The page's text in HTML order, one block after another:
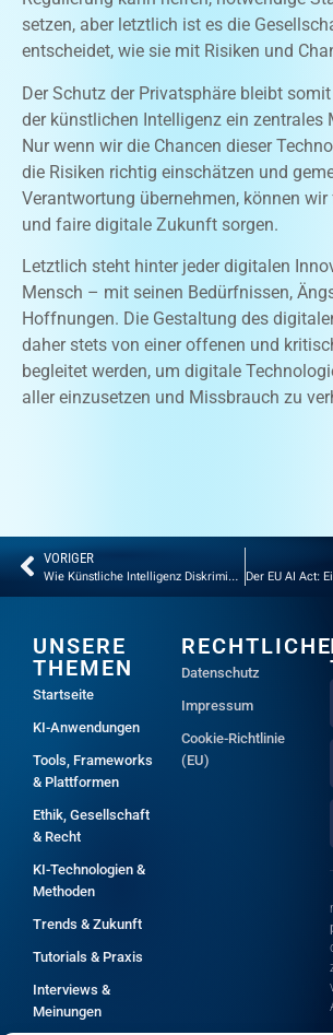
setzen, aber letztlich ist es die
entscheidet, wie sie mit Risiken und
Der Schutz der Privatsphäre bleibt
der künstlichen Intelligenz ein zentrales
Nur wenn wir die Chancen dieser
die Risiken richtig einschätzen und
Verantwortung übernehmen, können wir
und faire digitale Zukunft sorgen.
Letztlich steht hinter jeder digitalen
Mensch – mit seinen Bedürfnissen,
Hoffnungen. Die Gestaltung des
daher stets von einer offenen und
begleitet werden, um digitale
aller einzusetzen und Missbrauch zu
VORIGER
Wie Künstliche Intelligenz Diskriminierung verstärken kann
UNSERE
THEMEN
Startseite
KI-Anwendungen
Tools, Frameworks
& Plattformen
Ethik, Gesellschaft
& Recht
KI-Technologien &
Methoden
Trends & Zukunft
Tutorials & Praxis
Interviews &
Meinungen
Datenschutz
Impressum
Cookie-Richtlinie
(EU)